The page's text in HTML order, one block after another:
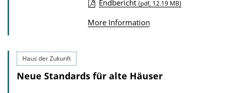
l
o
u
i
Endbericht (pdf, 12.19 MB)
More Information
Haus der Zukunft
Neue Standards für alte Häuser